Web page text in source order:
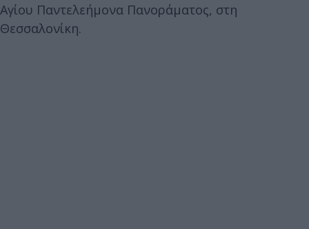
Αγίου Παντελεήμονα Πανοράματος, στη
Θεσσαλονίκη.